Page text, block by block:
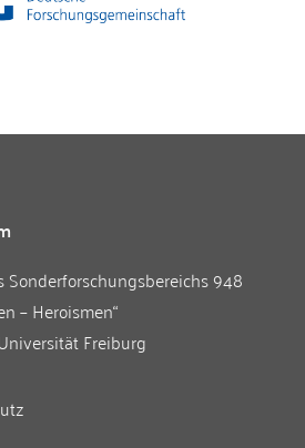
Sonderforschungsbereichs 948
– Heroismen“
Freiburg